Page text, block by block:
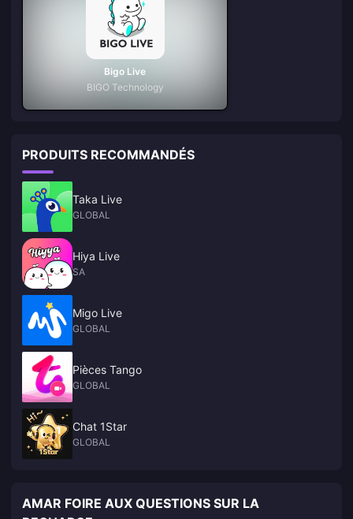
Bigo Live
BIGO Technology
PRODUITS RECOMMANDÉS
Taka Live
GLOBAL
Hiya Live
SA
Migo Live
GLOBAL
Pièces Tango
GLOBAL
Chat 1Star
GLOBAL
AMAR FOIRE AUX QUESTIONS SUR LA